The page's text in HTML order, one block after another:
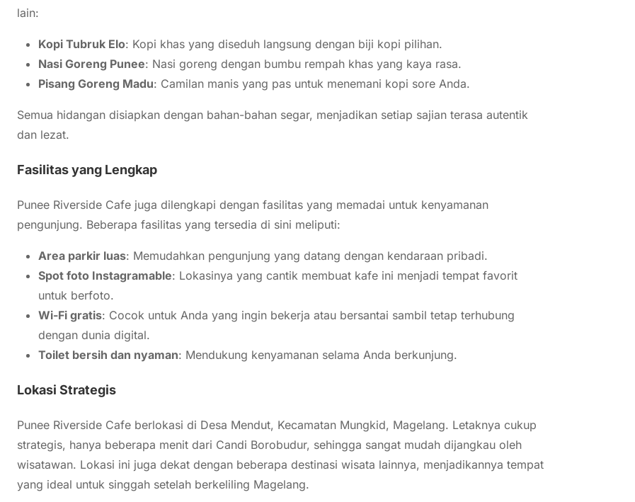
lain:
Kopi Tubruk Elo: Kopi khas yang diseduh langsung dengan biji kopi pilihan.
Nasi Goreng Punee: Nasi goreng dengan bumbu rempah khas yang kaya rasa.
Pisang Goreng Madu: Camilan manis yang pas untuk menemani kopi sore Anda.
Semua hidangan disiapkan dengan bahan-bahan segar, menjadikan setiap sajian terasa autentik
dan lezat.
Fasilitas yang Lengkap
Punee Riverside Cafe juga dilengkapi dengan fasilitas yang memadai untuk kenyamanan
pengunjung. Beberapa fasilitas yang tersedia di sini meliputi:
Area parkir luas: Memudahkan pengunjung yang datang dengan kendaraan pribadi.
Spot foto Instagramable: Lokasinya yang cantik membuat kafe ini menjadi tempat favorit
untuk berfoto.
Wi-Fi gratis: Cocok untuk Anda yang ingin bekerja atau bersantai sambil tetap terhubung
dengan dunia digital.
Toilet bersih dan nyaman: Mendukung kenyamanan selama Anda berkunjung.
Lokasi Strategis
Punee Riverside Cafe berlokasi di Desa Mendut, Kecamatan Mungkid, Magelang. Letaknya cukup
strategis, hanya beberapa menit dari Candi Borobudur, sehingga sangat mudah dijangkau oleh
wisatawan. Lokasi ini juga dekat dengan beberapa destinasi wisata lainnya, menjadikannya tempat
yang ideal untuk singgah setelah berkeliling Magelang.